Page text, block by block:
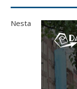
Nesta